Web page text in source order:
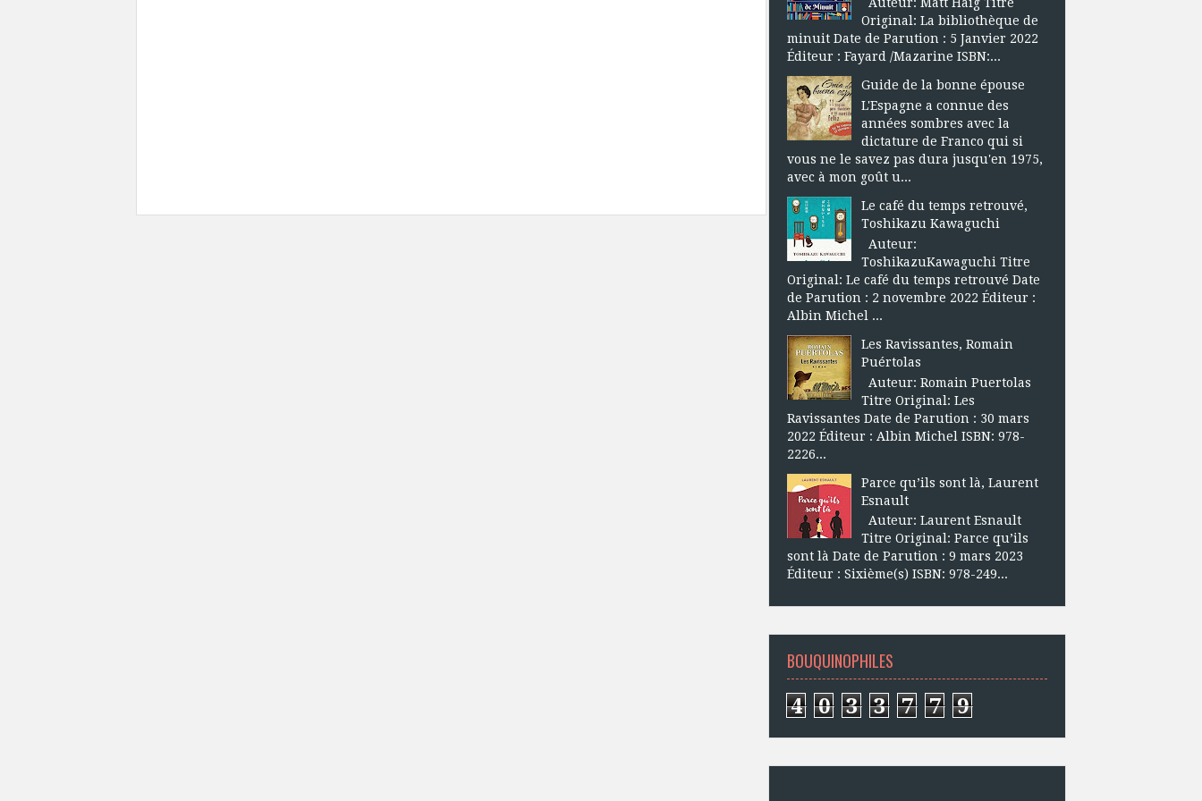
Original: La bibliothèque de
minuit Date de Parution : 5 Janvier 2022
Éditeur : Fayard /Mazarine ISBN:...
Guide de la bonne épouse
L'Espagne a connue des
années sombres avec la
dictature de Franco qui si
vous ne le savez pas dura jusqu'en 1975,
avec à mon goût u...
Le café du temps retrouvé,
Toshikazu Kawaguchi
Auteur:
ToshikazuKawaguchi Titre
Original: Le café du temps retrouvé Date
de Parution : 2 novembre 2022 Éditeur :
Albin Michel ...
Les Ravissantes, Romain
Puértolas
Auteur: Romain Puertolas
Titre Original: Les
Ravissantes Date de Parution : 30 mars
2022 Éditeur : Albin Michel ISBN: 978-
2226...
Parce qu’ils sont là, Laurent
Esnault
Auteur: Laurent Esnault
Titre Original: Parce qu’ils
sont là Date de Parution : 9 mars 2023
Éditeur : Sixième(s) ISBN: 978-249...
BOUQUINOPHILES
4 0 3 3 7 7 9